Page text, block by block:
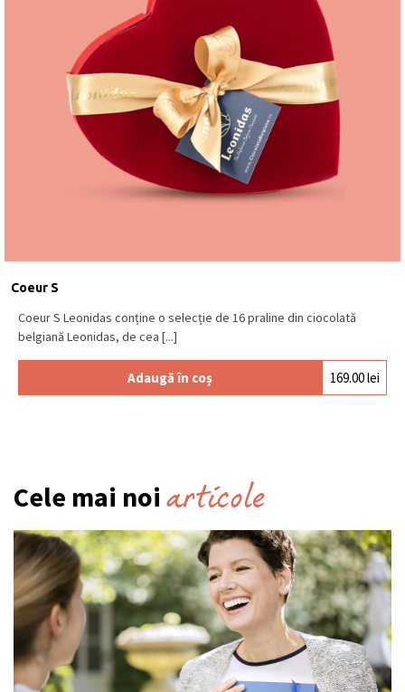
Coeur S
Coeur S Leonidas conține o selecție de 16 praline din ciocolată
belgiană Leonidas, de cea [...]
Adaugă în coș 169.00lei
Cele mai noi articole